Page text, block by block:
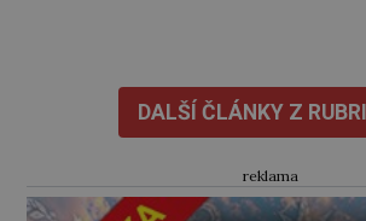
Francouzská flotila pod
Laurenta Trugueta (1752‒1839)
v únoru 1793 z Toulonu. Mezi
DALŠÍ ČLÁNKY Z
reklama